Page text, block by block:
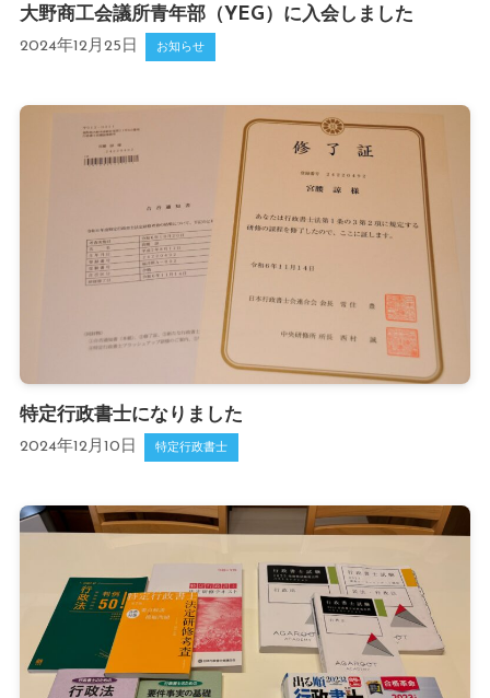
大野商工会議所青年部（YEG）に入会しました
2024年12月25日 お知らせ
特定行政書士になりました
2024年12月10日 特定行政書士